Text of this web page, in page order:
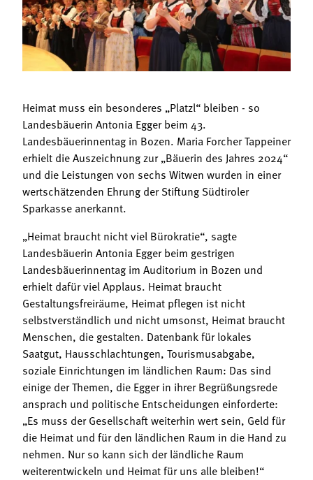
Mitgliedschaft
Landessekretariat
Bäuerliche Buffets
Hofgeschichten
Heimat muss ein besonderes „Platzl“ bleiben - so
Landesbäuerin Antonia Egger beim 43.
Landesbäuerinnentag in Bozen. Maria Forcher Tappeiner
erhielt die Auszeichnung zur „Bäuerin des Jahres 2024“
und die Leistungen von sechs Witwen wurden in einer
wertschätzenden Ehrung der Stiftung Südtiroler
Sparkasse anerkannt.
„Heimat braucht nicht viel Bürokratie“, sagte
Landesbäuerin Antonia Egger beim gestrigen
Landesbäuerinnentag im Auditorium in Bozen und
erhielt dafür viel Applaus. Heimat braucht
Gestaltungsfreiräume, Heimat pflegen ist nicht
selbstverständlich und nicht umsonst, Heimat braucht
Menschen, die gestalten. Datenbank für lokales
Saatgut, Hausschlachtungen, Tourismusabgabe,
soziale Einrichtungen im ländlichen Raum: Das sind
einige der Themen, die Egger in ihrer Begrüßungsrede
ansprach und politische Entscheidungen einforderte:
„Es muss der Gesellschaft weiterhin wert sein, Geld für
die Heimat und für den ländlichen Raum in die Hand zu
nehmen. Nur so kann sich der ländliche Raum
weiterentwickeln und Heimat für uns alle bleiben!“